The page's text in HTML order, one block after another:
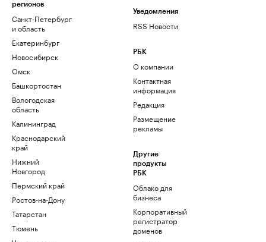
регионов
Санкт-Петербург
и область
Екатеринбург
Новосибирск
Омск
Башкортостан
Вологодская
область
Калининград
Краснодарский
край
Нижний
Новгород
Пермский край
Ростов-на-Дону
Татарстан
Тюмень
Уведомления
RSS Новости
РБК
О компании
Контактная
информация
Редакция
Размещение
рекламы
Другие
продукты
РБК
Облако для
бизнеса
Корпоративный
регистратор
доменов